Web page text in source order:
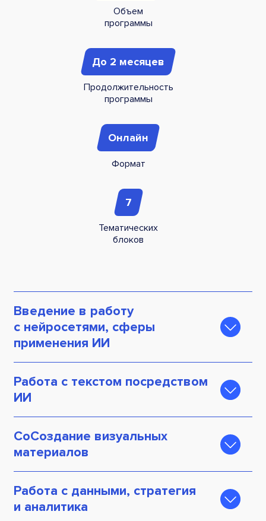
Объем
программы
До 2 месяцев
Продолжительность
программы
Онлайн
Формат
7
Темати­ческих
блоков
Введение в работу
с нейросетями, сферы
применения ИИ
Профессия промпт-инженер
Работа с текстом посредством
ИИ
Создание контент-плана и сценариев через
нейросеть
СоСоздание визуальных
материалов
Принципы составления сложных запросов
Работа с данными, стратегия
и аналитика